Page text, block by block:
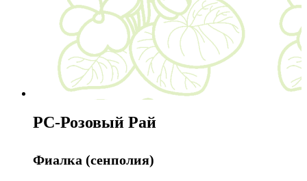
РС-Розовый Рай
Фиалка (сенполия)